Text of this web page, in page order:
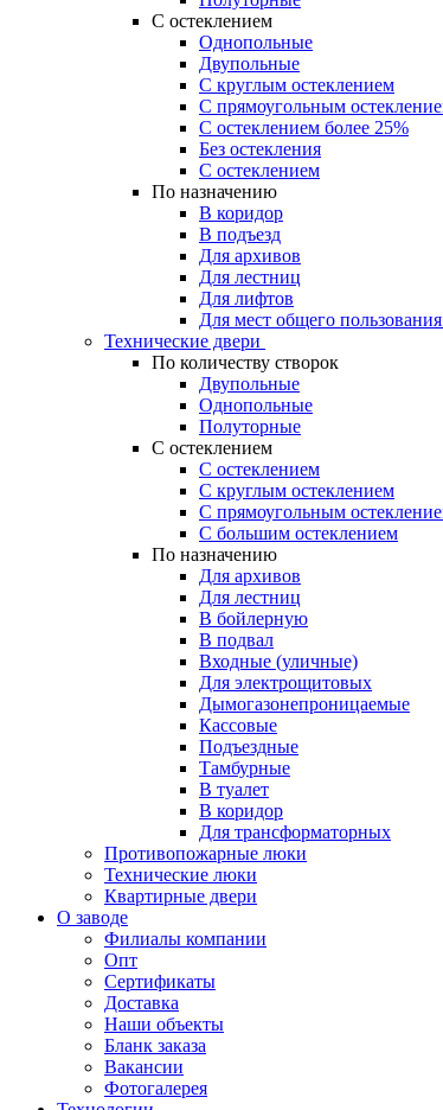
С остеклением
Однопольные
Двупольные
С круглым остеклением
С прямоугольным
С остеклением более 25%
Без остекления
С остеклением
По назначению
В коридор
В подъезд
Для архивов
Для лестниц
Для лифтов
Для мест общего
Технические двери
По количеству створок
Двупольные
Однопольные
Полуторные
С остеклением
С остеклением
С круглым остеклением
С прямоугольным
С большим остеклением
По назначению
Для архивов
Для лестниц
В бойлерную
В подвал
Входные (уличные)
Для электрощитовых
Дымогазонепроницаемые
Кассовые
Подъездные
Тамбурные
В туалет
В коридор
Для трансформаторных
Противопожарные люки
Технические люки
Квартирные двери
О заводе
Филиалы компании
Опт
Сертификаты
Доставка
Наши объекты
Бланк заказа
Вакансии
Фотогалерея